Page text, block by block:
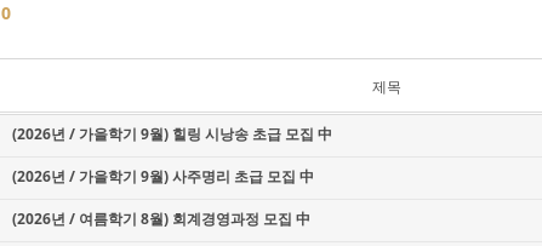
0
제목
(2026년 / 가을학기 9월) 힐링 시낭송 초급 모집 中
(2026년 / 가을학기 9월) 사주명리 초급 모집 中
(2026년 / 여름학기 8월) 회계경영과정 모집 中